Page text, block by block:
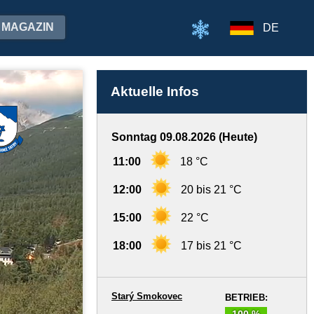
MAGAZIN DE
Aktuelle Infos
Sonntag 09.08.2026 (Heute)
11:00 18 °C
12:00 20 bis 21 °C
15:00 22 °C
18:00 17 bis 21 °C
BETRIEB:
Starý Smokovec